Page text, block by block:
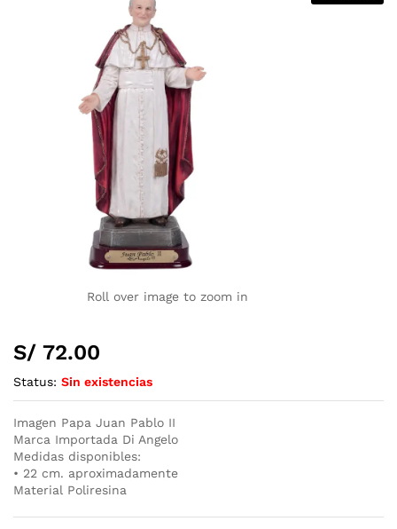
Roll over image to zoom in
S/ 72.00
Status: Sin existencias
Imagen Papa Juan Pablo II
Marca Importada Di Angelo
Medidas disponibles:
• 22 cm. aproximadamente
Material Poliresina